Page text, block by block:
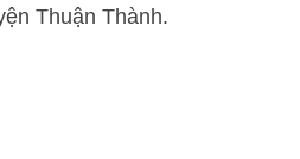
Thuận Thành.